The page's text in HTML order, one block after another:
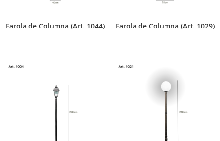
Farola de Columna (Art. 1044) Farola de Columna (Art. 1029)